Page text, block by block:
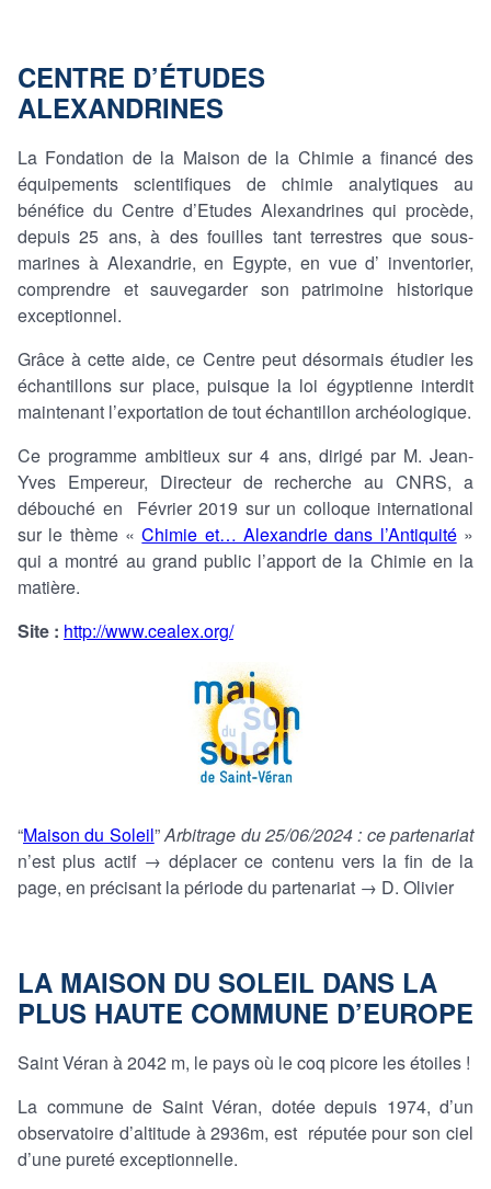
CENTRE D’ÉTUDES
ALEXANDRINES
La Fondation de la Maison de la Chimie a financé des
équipements scientifiques de chimie analytiques au
bénéfice du Centre d’Etudes Alexandrines qui procède,
depuis 25 ans, à des fouilles tant terrestres que sous-
marines à Alexandrie, en Egypte, en vue d’ inventorier,
comprendre et sauvegarder son patrimoine historique
exceptionnel.
Grâce à cette aide, ce Centre peut désormais étudier les
échantillons sur place, puisque la loi égyptienne interdit
maintenant l’exportation de tout échantillon archéologique.
Ce programme ambitieux sur 4 ans, dirigé par M. Jean-
Yves Empereur, Directeur de recherche au CNRS, a
débouché en Février 2019 sur un colloque international
sur le thème «Chimie et… Alexandrie dans l’Antiquité»
qui a montré au grand public l’apport de la Chimie en la
matière.
Site : http://www.cealex.org/
“Maison du Soleil”Arbitrage du 25/06/2024: ce partenariat
n’est plus actif → déplacer ce contenu vers la fin de la
page, en précisant la période du partenariat → D. Olivier
LA MAISON DU SOLEIL DANS LA
PLUS HAUTE COMMUNE D’EUROPE
Saint Véran à 2042 m, le pays où le coq picore les étoiles !
La commune de Saint Véran, dotée depuis 1974, d’un
observatoire d’altitude à 2936m, est réputée pour son ciel
d’une pureté exceptionnelle.